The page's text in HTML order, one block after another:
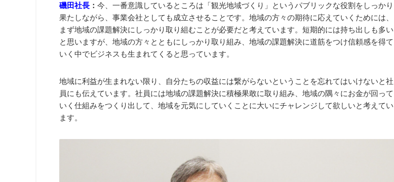
磯田社長 ： 今、一番意識しているところは「観光地域づくり」というパブリックな役割をしっかり
果たしながら、事業会社としても成立させることです。地域の方々の期待に応えていくためには、
まず地域の課題解決にしっかり取り組むことが必要だと考えています。短期的には持ち出しも多い
と思いますが、地域の方々とともにしっかり取り組み、地域の課題解決に道筋をつけ信頼感を得て
いく中でビジネスも生まれてくると思っています。
地域に利益が生まれない限り、自分たちの収益には繋がらないということを忘れてはいけないと社
員にも伝えています。社員には地域の課題解決に積極果敢に取り組み、地域の隅々にお金が回って
いく仕組みをつくり出して、地域を元気にしていくことに大いにチャレンジして欲しいと考えてい
ます。